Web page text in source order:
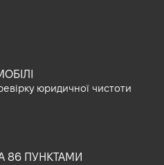
юридичної чистоти
86 ПУНКТАМИ